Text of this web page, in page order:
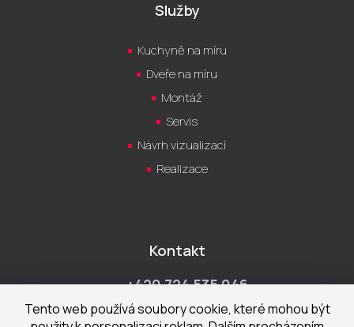
Tento web používá soubory cookie, které mohou být
Služby
Kuchyně na míru
Dveře na míru
Montáž
Servis
Návrh vizualizací
Realizace
Kontakt
+420 724 535 046
Po-Pá 9:00 - 18:00 hod